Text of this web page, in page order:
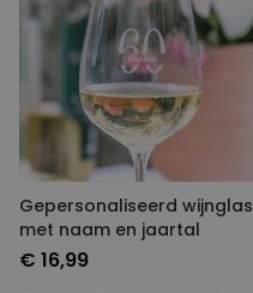
Gepersonaliseerd wijnglas
met naam en jaartal
€ 16,99